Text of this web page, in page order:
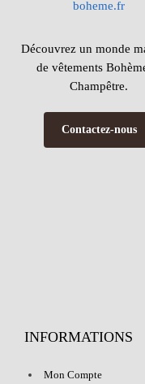
Découvrez un monde
de vêtements
Champêtre.
Contactez-nous
INFORMATIONS
Mon Compte